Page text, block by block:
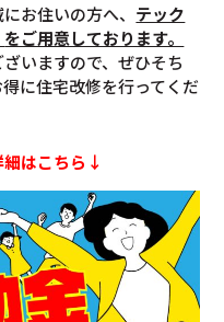
お住いの方へ、 テック
をご用意しております。
いますので、ぜひそち
に住宅改修を行ってくだ
はこちら↓